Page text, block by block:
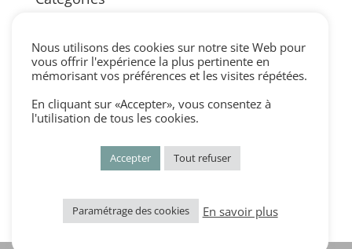
centre de table vintage
cérémonie laique vintage
Décorations vintage
Nous utilisons des cookies sur notre site Web pour
vous offrir l'expérience la plus pertinente en
mémorisant vos préférences et les visites répétées.
En cliquant sur «Accepter», vous consentez à
l'utilisation de tous les cookies.
Accepter Tout refuser
Paramétrage des cookies En savoir plus